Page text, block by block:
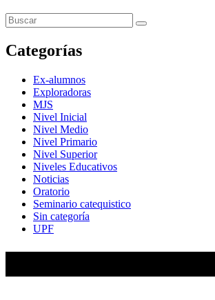
Categorías
Ex-alumnos
Exploradoras
MJS
Nivel Inicial
Nivel Medio
Nivel Primario
Nivel Superior
Niveles Educativos
Noticias
Oratorio
Seminario catequistico
Sin categoría
UPF